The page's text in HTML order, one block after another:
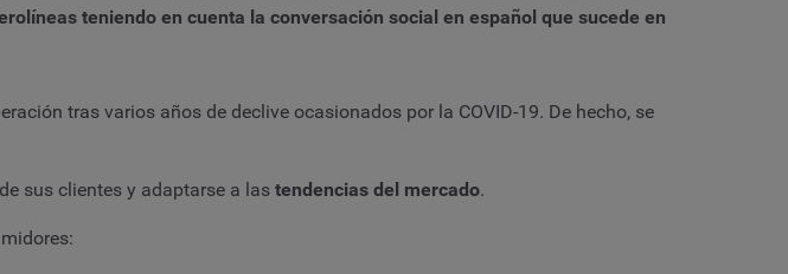
teniendo en cuenta la conversación social en español que sucede en
tras varios años de declive ocasionados por la COVID-19. De hecho, se
sus clientes y adaptarse a las tendencias del mercado.